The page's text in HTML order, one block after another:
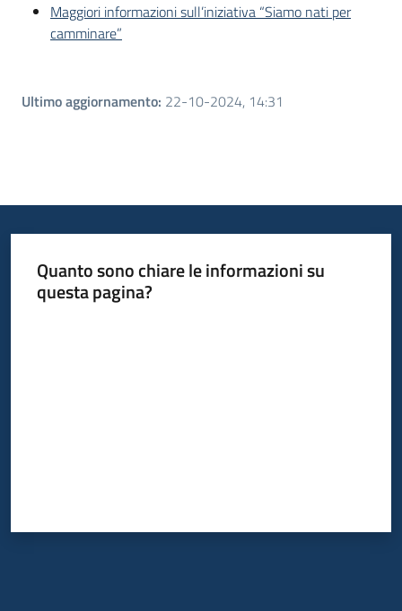
Maggiori informazioni sull’iniziativa “Siamo nati per
camminare”
Ultimo aggiornamento: 22-10-2024, 14:31
Quanto sono chiare le informazioni su
questa pagina?